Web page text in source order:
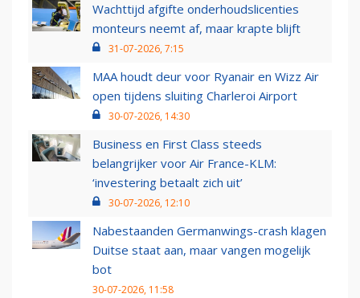
Wachttijd afgifte onderhoudslicenties
monteurs neemt af, maar krapte blijft
31-07-2026, 7:15
MAA houdt deur voor Ryanair en Wizz Air
open tijdens sluiting Charleroi Airport
30-07-2026, 14:30
Business en First Class steeds
belangrijker voor Air France-KLM:
‘investering betaalt zich uit’
30-07-2026, 12:10
Nabestaanden Germanwings-crash klagen
Duitse staat aan, maar vangen mogelijk
bot
30-07-2026, 11:58